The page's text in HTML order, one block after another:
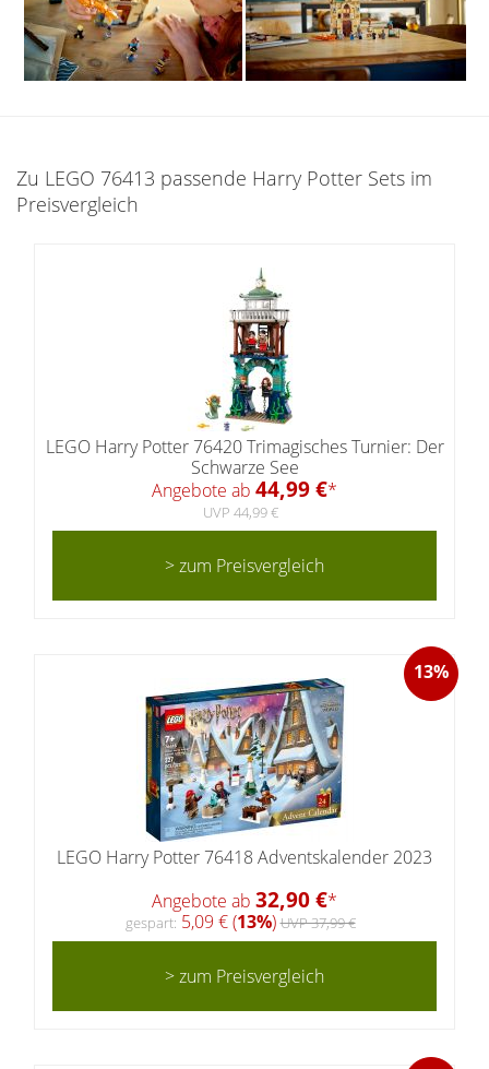
Zu LEGO 76413 passende Harry Potter Sets im
Preisvergleich
LEGO Harry Potter 76420 Trimagisches Turnier: Der
Schwarze See
Angebote ab 44,99 €*
UVP 44,99 €
> zum Preisvergleich
13%
LEGO Harry Potter 76418 Adventskalender 2023
Angebote ab 32,90 €*
gespart: 5,09 € (13%)UVP 37,99 €
> zum Preisvergleich